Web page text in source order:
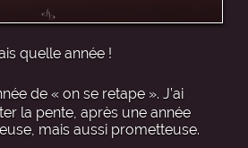
quelle année !
de « on se retape ». J’ai
la pente, après une année
mais aussi prometteuse.